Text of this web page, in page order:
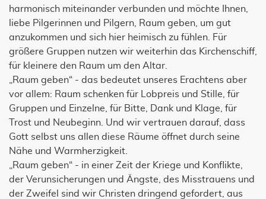
harmonisch miteinander verbunden und möchte Ihnen,
liebe Pilgerinnen und Pilgern, Raum geben, um gut
anzukommen und sich hier heimisch zu fühlen. Für
größere Gruppen nutzen wir weiterhin das Kirchenschiff,
für kleinere den Raum um den Altar.
„Raum geben“ - das bedeutet unseres Erachtens aber
vor allem: Raum schenken für Lobpreis und Stille, für
Gruppen und Einzelne, für Bitte, Dank und Klage, für
Trost und Neubeginn. Und wir vertrauen darauf, dass
Gott selbst uns allen diese Räume öffnet durch seine
Nähe und Warmherzigkeit.
„Raum geben“ - in einer Zeit der Kriege und Konflikte,
der Verunsicherungen und Ängste, des Misstrauens und
der Zweifel sind wir Christen dringend gefordert, aus